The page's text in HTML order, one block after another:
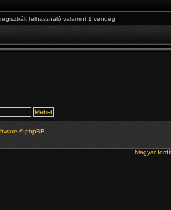
felhasználó valamint 1 vendég
© phpBB
Magyar